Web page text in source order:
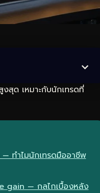
สุด เหมาะกับนักเทรดที่
ทำไมนักเทรดมืออาชีพ
gain — กลไกเบื้องหลัง